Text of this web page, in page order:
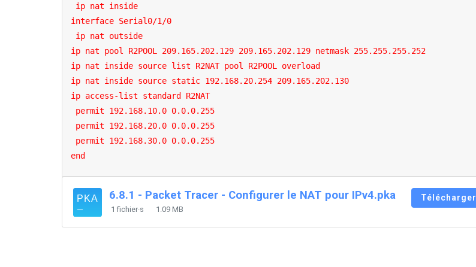
ip nat inside
interface Serial0/1/0
ip nat outside
ip nat pool R2POOL 209.165.202.129 209.165.202.129 netmask 255.255.255.252
ip nat inside source list R2NAT pool R2POOL overload
ip nat inside source static 192.168.20.254 209.165.202.130
ip access-list standard R2NAT
permit 192.168.10.0 0.0.0.255
permit 192.168.20.0 0.0.0.255
permit 192.168.30.0 0.0.0.255
end
6.8.1 - Packet Tracer - Configurer le NAT pour IPv4.pka
1 fichier·s 1.09 MB
Télécharger